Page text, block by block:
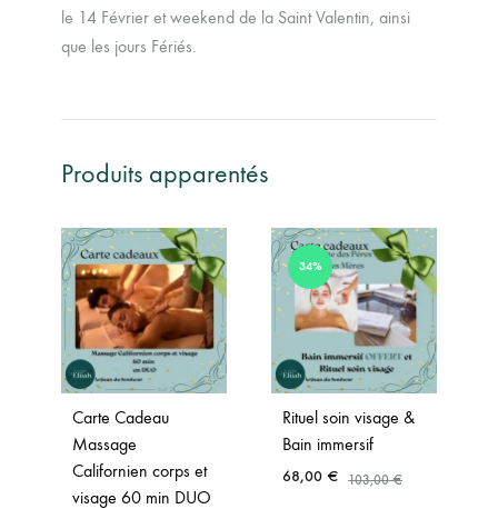
le 14 Février et weekend de la Saint Valentin, ainsi
que les jours Fériés.
Produits apparentés
Carte Cadeau
Massage
Californien corps et
visage 60 min DUO
34%
Rituel soin visage &
Bain immersif
68,00 € 103,00€